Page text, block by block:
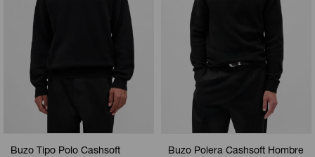
Buzo Tipo Polo Cashsoft
Buzo Polera Cashsoft Hombre